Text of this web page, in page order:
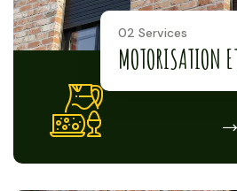
02 Services
MOTORISATION